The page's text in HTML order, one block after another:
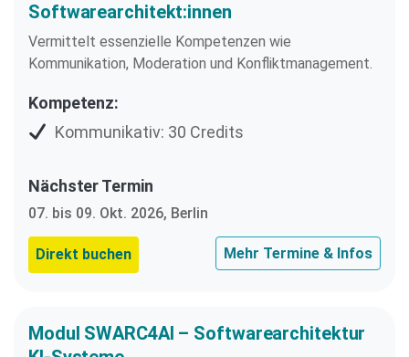
Softwarearchitekt:innen
Vermittelt essenzielle Kompetenzen wie
Kommunikation, Moderation und Konfliktmanagement.
Kompetenz:
Kommunikativ: 30 Credits
Nächster Termin
07. bis 09. Okt. 2026, Berlin
Direkt buchen Mehr Termine & Infos
Modul SWARC4AI – Softwarearchitektur